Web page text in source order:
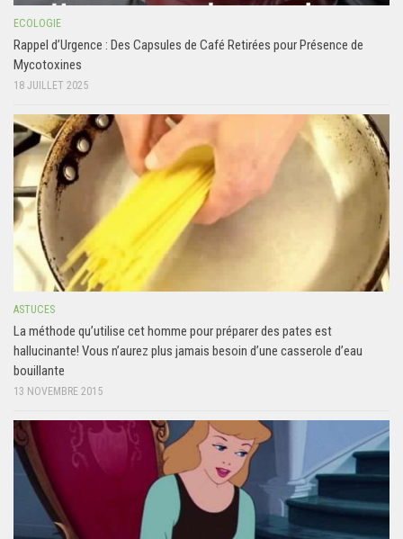
ECOLOGIE
Rappel d’Urgence : Des Capsules de Café Retirées pour Présence de
Mycotoxines
18 JUILLET 2025
ASTUCES
La méthode qu’utilise cet homme pour préparer des pates est
hallucinante! Vous n’aurez plus jamais besoin d’une casserole d’eau
bouillante
13 NOVEMBRE 2015